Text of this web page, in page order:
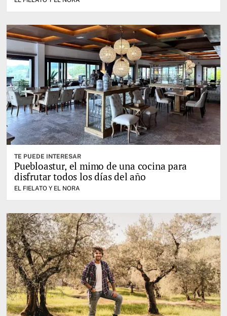
TE PUEDE INTERESAR
Puebloastur, el mimo de una cocina para
disfrutar todos los días del año
EL FIELATO Y EL NORA